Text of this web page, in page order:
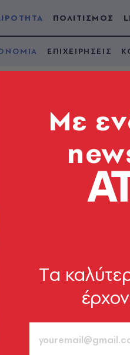
ΠΟΛΙΤΙΣΜΟΣ
ΕΠΙΧΕΙΡΗΣΕΙΣ
η
πνίξιμο των αμάχων
Mε
Tα